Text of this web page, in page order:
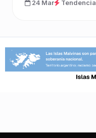
24 Mar Tendencia